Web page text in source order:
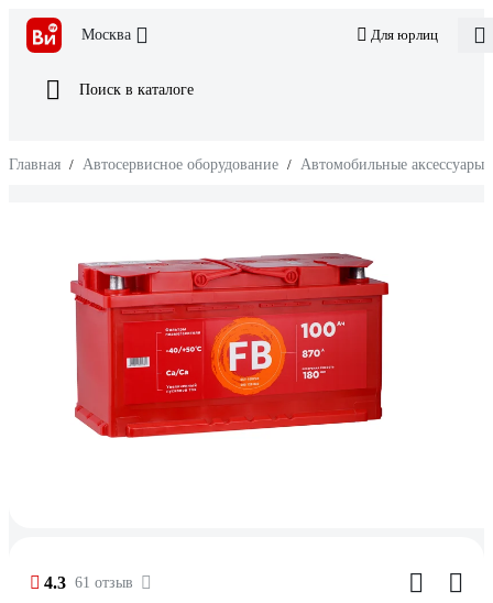
Москва Для юрлиц
Поиск в каталоге
Главная / Автосервисное оборудование / Автомобильные аксессуары
4.3 61 отзыв